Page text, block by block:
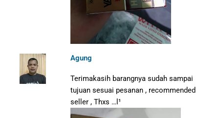
Agung
Terimakasih barangnya sudah sampai
tujuan sesuai pesanan , recommended
seller , Thxs …l¹